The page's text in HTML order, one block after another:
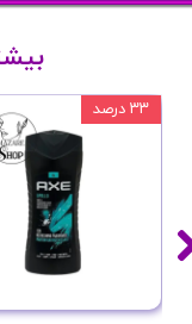
۳۳ درصد